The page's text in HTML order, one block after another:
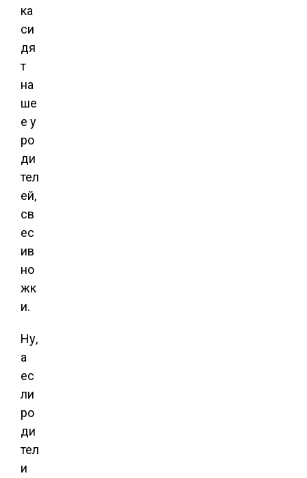
ка
си
дя
т
на
ше
е у
ро
ди
тел
ей,
св
ес
ив
но
жк
и.
Ну,
а
ес
ли
ро
ди
тел
и